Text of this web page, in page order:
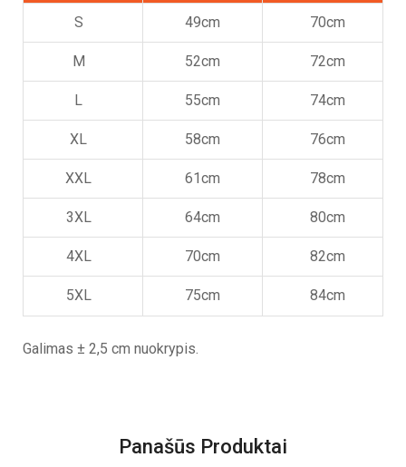
S 49cm 70cm
M 52cm 72cm
L 55cm 74cm
XL 58cm 76cm
XXL 61cm 78cm
3XL 64cm 80cm
4XL 70cm 82cm
5XL 75cm 84cm
Galimas ± 2,5 cm nuokrypis.
Panašūs Produktai